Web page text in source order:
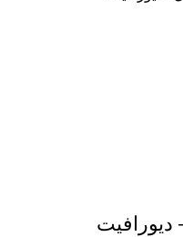
ديورافيت